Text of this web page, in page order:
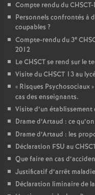
Compte rendu du
Personnels confrontés à
coupables ?
Compte-rendu du 3e
2012
Le CHSCT se rend sur le
Visite du CHSCT 13 au
« Risques Psychosociaux
cas des enseignants.
Visite d’un
Drame d’Artaud : ce
Drame d’Artaud : les
Déclaration FSU au
Que faire en cas
Justificatif d’arrêt
Déclaration liminaire de la